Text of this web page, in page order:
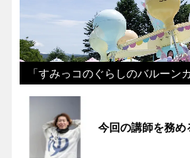
「すみっコのぐらしのバルーン
今回の講師を務め